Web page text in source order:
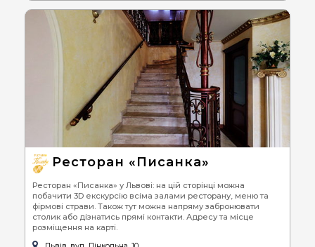
Ресторан «Писанка»
Ресторан «Писанка» у Львові: на цій сторінці можна
побачити 3D екскурсію всіма залами ресторану, меню та
фірмові страви. Також тут можна напряму забронювати
столик або дізнатись прямі контакти. Адресу та місце
розміщення на карті.